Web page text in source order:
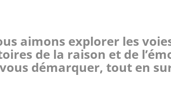
aimons explorer les
de la raison et de
démarquer, tout en